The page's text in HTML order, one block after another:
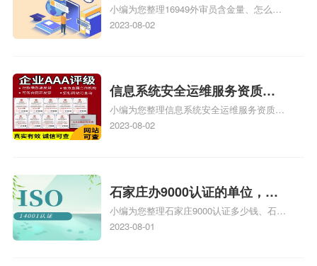
16949
小编为您整理16949外审员含金量、怎么才
能成为注册的TS16949:2009的外审员、我
2023-08-02
信息系统安全运维服务资质二
级费用，信息系统安全运维服
务资质二级
小编为您整理信息系统安全运维服务资质认
证证书机构有哪些、安全运维服务资质的费
体系认证知识，详情可查看下方正文！
2023-08-02
石家庄办9000认证的单位，石
家庄9000认证的公司
小编为您整理石家庄9000认证多少钱、石家
庄9000认证价格多少钱、石家庄9000认证
2023-08-01